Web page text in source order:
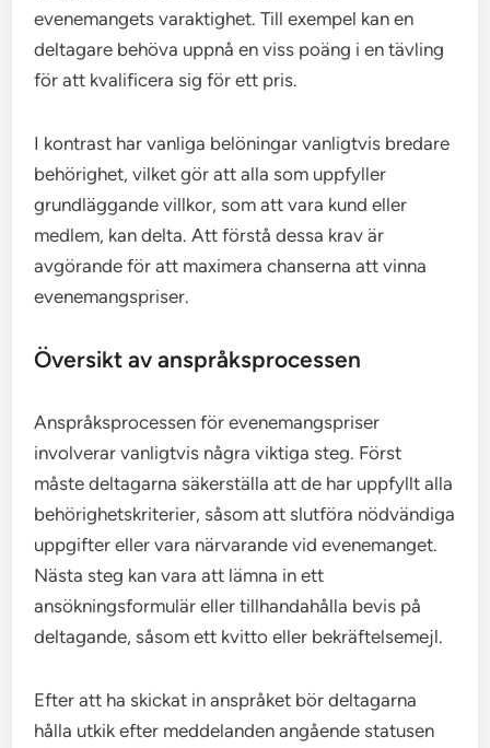
evenemangets varaktighet. Till exempel kan en
deltagare behöva uppnå en viss poäng i en tävling
för att kvalificera sig för ett pris.
I kontrast har vanliga belöningar vanligtvis bredare
behörighet, vilket gör att alla som uppfyller
grundläggande villkor, som att vara kund eller
medlem, kan delta. Att förstå dessa krav är
avgörande för att maximera chanserna att vinna
evenemangspriser.
Översikt av anspråksprocessen
Anspråksprocessen för evenemangspriser
involverar vanligtvis några viktiga steg. Först
måste deltagarna säkerställa att de har uppfyllt alla
behörighetskriterier, såsom att slutföra nödvändiga
uppgifter eller vara närvarande vid evenemanget.
Nästa steg kan vara att lämna in ett
ansökningsformulär eller tillhandahålla bevis på
deltagande, såsom ett kvitto eller bekräftelsemejl.
Efter att ha skickat in anspråket bör deltagarna
hålla utkik efter meddelanden angående statusen